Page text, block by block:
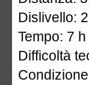
Dislivello:
Tempo: 7 h
Difficoltà